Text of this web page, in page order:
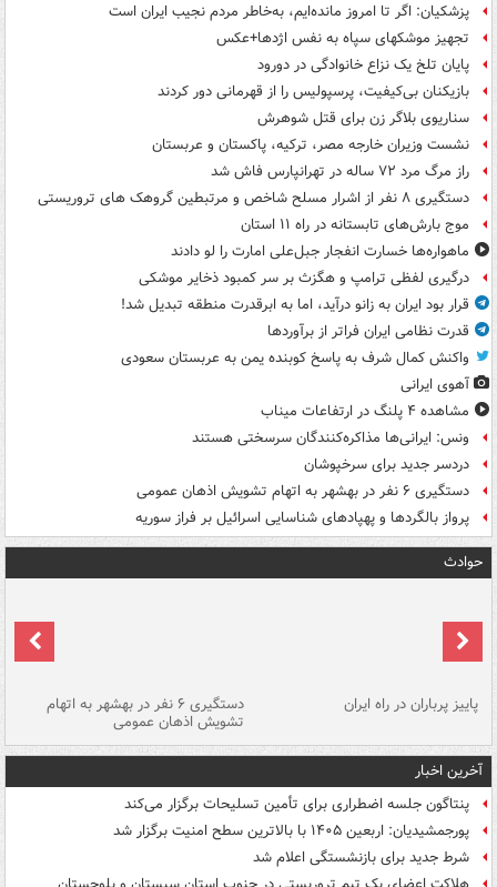
پزشکیان: اگر تا امروز مانده‌ایم، به‌خاطر مردم نجیب ایران است
تجهیز موشکهای سپاه به نفس اژدها+عکس
پایان تلخ یک نزاع خانوادگی در دورود
بازیکنان بی‌کیفیت، پرسپولیس را از قهرمانی دور کردند
سناریوی بلاگر زن برای قتل شوهرش
نشست وزیران خارجه مصر، ترکیه، پاکستان و عربستان
راز مرگ مرد ۷۲ ساله در تهرانپارس فاش شد
دستگیری ۸ نفر از اشرار مسلح شاخص و مرتبطین گروهک های تروریستی
موج بارش‌های تابستانه در راه ۱۱ استان
ماهواره‌ها خسارت انفجار جبل‌علی امارت را لو دادند
درگیری لفظی ترامپ و هگزث بر سر کمبود ذخایر موشکی
قرار بود ایران به زانو درآید، اما به ابرقدرت منطقه تبدیل شد!
قدرت نظامی ایران فراتر از برآوردها
واکنش کمال شرف به پاسخ کوبنده یمن به عربستان سعودی
آهوی ایرانی
مشاهده ۴ پلنگ در ارتفاعات میناب
ونس: ایرانی‌ها مذاکره‌کنندگان سرسختی هستند
دردسر جدید برای سرخپوشان
دستگیری ۶ نفر در بهشهر به اتهام تشویش اذهان عمومی
پرواز بالگردها و پهپادهای شناسایی اسرائیل بر فراز سوریه
حوادث
پاییز پرباران در راه ایران دستگیری ۶ نفر در بهشهر به اتهام
تشویش اذهان عمومی
آخرین اخبار
پنتاگون جلسه اضطراری برای تأمین تسلیحات برگزار می‌کند
پورجمشیدیان: اربعین ۱۴۰۵ با بالاترین سطح امنیت برگزار شد
شرط جدید برای بازنشستگی اعلام شد